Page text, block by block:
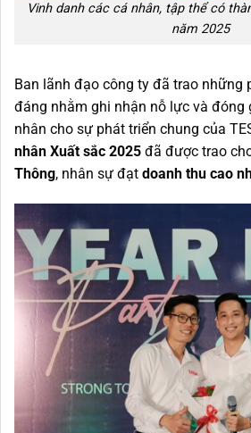
Vinh danh các cá nhân, tập thể có
năm 2025
Ban lãnh đạo công ty đã trao những
đáng nhằm ghi nhận nỗ lực và đóng
nhân cho sự phát triển chung của
nhân Xuất sắc 2025 đã được trao
Thông, nhân sự đạt doanh thu cao